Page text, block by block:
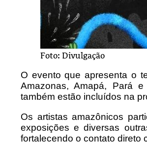
Foto: Divulgação
O evento que apresenta o
Amazonas, Amapá, Pará
também estão incluídos na
Os artistas amazônicos
exposições e diversas
fortalecendo o contato direto